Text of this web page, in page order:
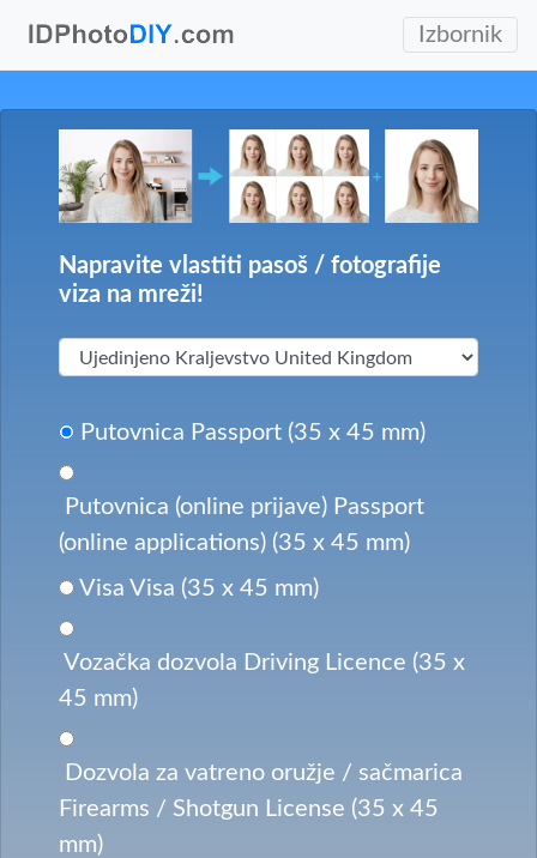
Izbornik
Napravite vlastiti pasoš / fotografije
viza na mreži!
Putovnica Passport (35 x 45 mm)
Putovnica (online prijave) Passport
(online applications) (35 x 45 mm)
Visa Visa (35 x 45 mm)
Vozačka dozvola Driving Licence (35 x
45 mm)
Dozvola za vatreno oružje / sačmarica
Firearms / Shotgun License (35 x 45
mm)